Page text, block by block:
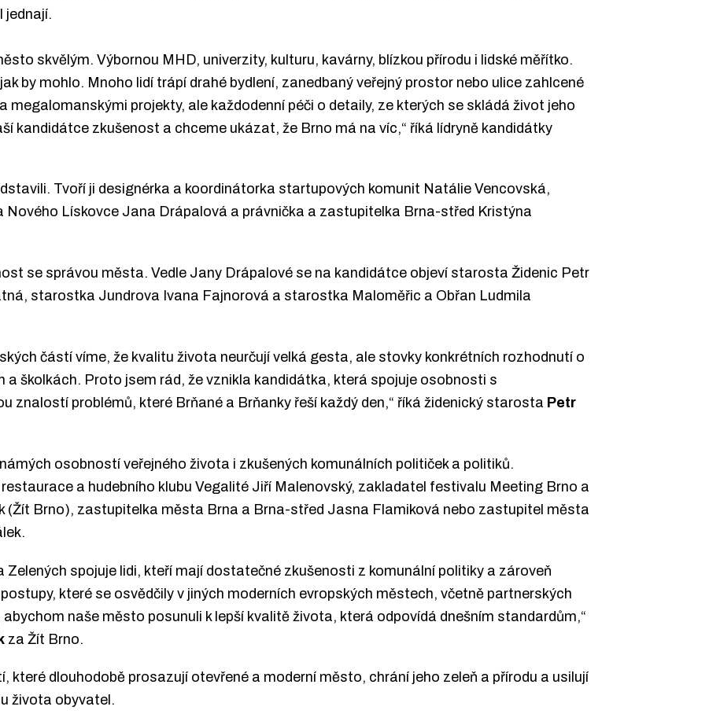
jednají.
skvělým. Výbornou MHD, univerzity, kulturu, kavárny, blízkou přírodu i lidské měřítko.
by mohlo. Mnoho lidí trápí drahé bydlení, zanedbaný veřejný prostor nebo ulice zahlcené
megalomanskými projekty, ale každodenní péči o detaily, ze kterých se skládá život jeho
kandidátce zkušenost a chceme ukázat, že Brno má na víc,“ říká lídryně kandidátky
Tvoří ji designérka a koordinátorka startupových komunit Natálie Vencovská,
Lískovce Jana Drápalová a právnička a zastupitelka Brna-střed Kristýna
se správou města. Vedle Jany Drápalové se na kandidátce objeví starosta Židenic Petr
starostka Jundrova Ivana Fajnorová a starostka Maloměřic a Obřan Ludmila
částí víme, že kvalitu života neurčují velká gesta, ale stovky konkrétních rozhodnutí o
a školkách. Proto jsem rád, že vznikla kandidátka, která spojuje osobnosti s
znalostí problémů, které Brňané a Brňanky řeší každý den,“ říká židenický starosta Petr
osobností veřejného života i zkušených komunálních političek a politiků.
a hudebního klubu Vegalité Jiří Malenovský, zakladatel festivalu Meeting Brno a
(Žít Brno), zastupitelka města Brna a Brna-střed Jasna Flamiková nebo zastupitel města
Zelených spojuje lidi, kteří mají dostatečné zkušenosti z komunální politiky a zároveň
které se osvědčily v jiných moderních evropských městech, včetně partnerských
naše město posunuli k lepší kvalitě života, která odpovídá dnešním standardům,“
za Žít Brno.
které dlouhodobě prosazují otevřené a moderní město, chrání jeho zeleň a přírodu a usilují
života obyvatel.